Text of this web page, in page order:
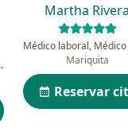
familiar
Martha Rivera
Mariquita
Reservar